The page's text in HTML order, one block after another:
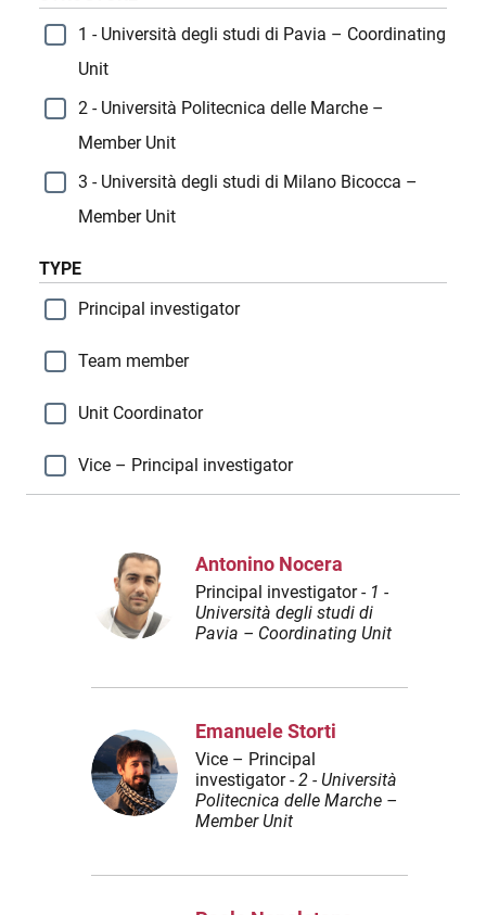
1 - Università degli studi di Pavia – Coordinating
Unit
2 - Università Politecnica delle Marche –
Member Unit
3 - Università degli studi di Milano Bicocca –
Member Unit
TYPE
Principal investigator
Team member
Unit Coordinator
Vice – Principal investigator
Antonino Nocera
Principal investigator - 1 -
Università degli studi di
Pavia – Coordinating Unit
Emanuele Storti
Vice – Principal
investigator -2 - Università
Politecnica delle Marche –
Member Unit